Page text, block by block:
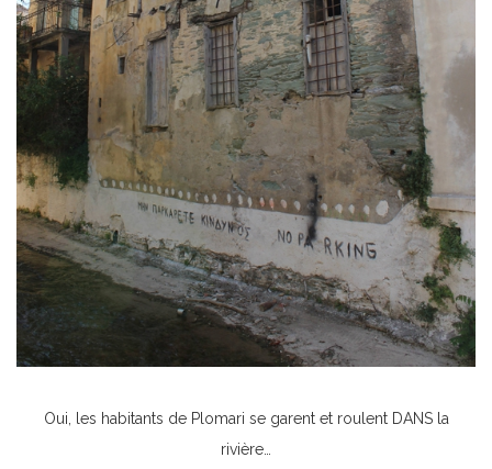
Oui, les habitants de Plomari se garent et roulent DANS la
rivière…